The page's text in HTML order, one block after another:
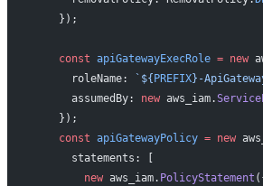
    });
    const
apiGatewayExecRole = new
      roleName:
`${PREFIX}-
      assumedBy:
new aws_iam.
    });
    const
apiGatewayPolicy = new
      statements: [
        new
aws_iam. PolicyStatement